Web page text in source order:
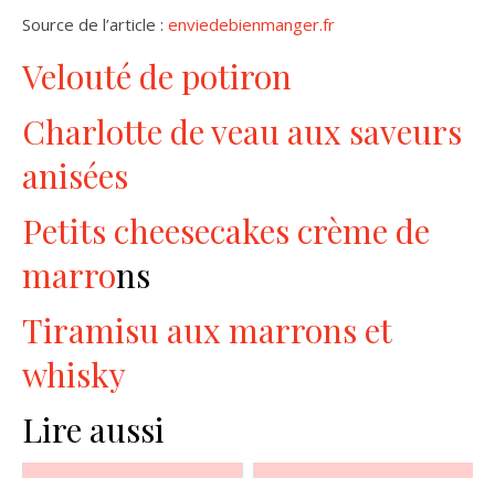
Source de l’article : enviedebienmanger.fr
Velouté de potiron
Charlotte de veau aux saveurs
anisées
Petits cheesecakes crème de
marrons
Tiramisu aux marrons et
whisky
Lire aussi